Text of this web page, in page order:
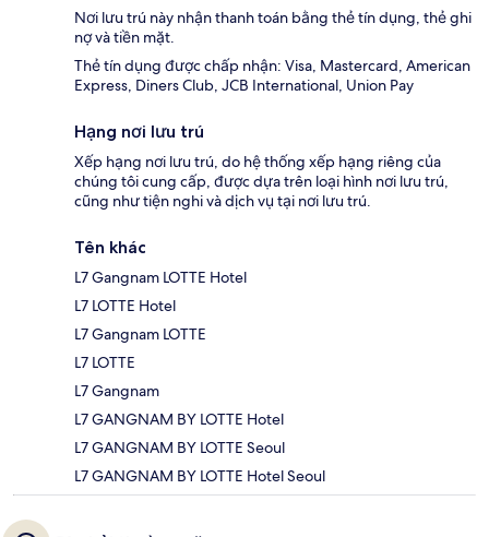
Nơi lưu trú này nhận thanh toán bằng thẻ tín dụng, thẻ ghi
nợ và tiền mặt.
Thẻ tín dụng được chấp nhận: Visa, Mastercard, American
Express, Diners Club, JCB International, Union Pay
Hạng nơi lưu trú
Xếp hạng nơi lưu trú, do hệ thống xếp hạng riêng của
chúng tôi cung cấp, được dựa trên loại hình nơi lưu trú,
cũng như tiện nghi và dịch vụ tại nơi lưu trú.
Tên khác
L7 Gangnam LOTTE Hotel
L7 LOTTE Hotel
L7 Gangnam LOTTE
L7 LOTTE
L7 Gangnam
L7 GANGNAM BY LOTTE Hotel
L7 GANGNAM BY LOTTE Seoul
L7 GANGNAM BY LOTTE Hotel Seoul